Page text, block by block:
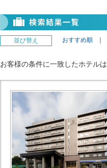
並び替え おすすめ順
お客様の条件に一致したホテルは